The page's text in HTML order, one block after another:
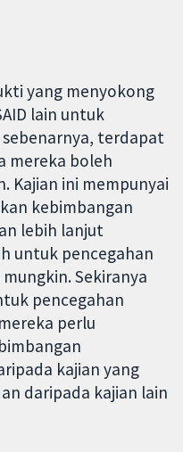
yang menyokong
lain untuk
terdapat
mereka boleh
Kajian ini mempunyai
kebimbangan
lebih lanjut
untuk pencegahan
Sekiranya
pencegahan
perlu
kajian yang
daripada kajian lain